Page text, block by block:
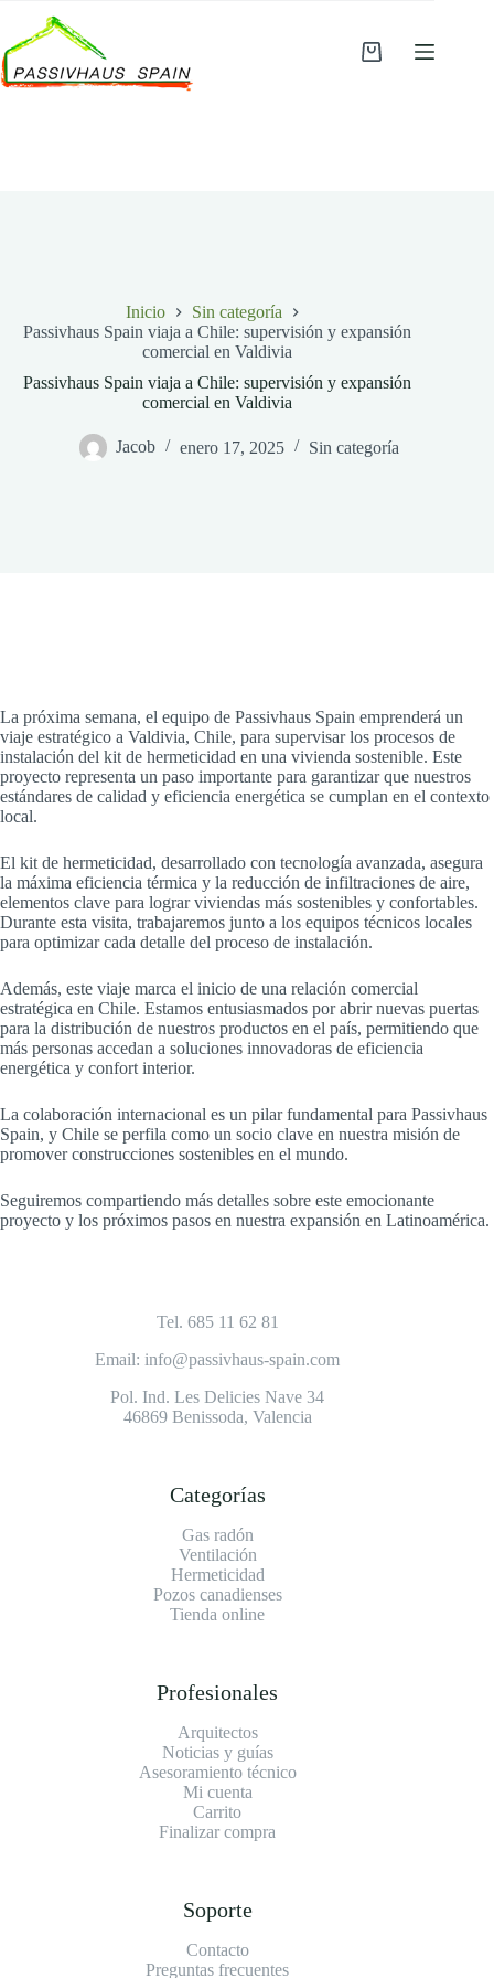
contenido
Carro
Inicio
Sin categoría
Passivhaus Spain viaja a Chile: supervisión y expansión
comercial en Valdivia
Passivhaus Spain viaja a Chile: supervisión y expansión
comercial en Valdivia
Jacob enero 17, 2025 Sin categoría
La próxima semana, el equipo de Passivhaus Spain emprenderá un
viaje estratégico a Valdivia, Chile, para supervisar los procesos de
instalación del kit de hermeticidad en una vivienda sostenible. Este
proyecto representa un paso importante para garantizar que nuestros
estándares de calidad y eficiencia energética se cumplan en el contexto
local.
El kit de hermeticidad, desarrollado con tecnología avanzada, asegura
la máxima eficiencia térmica y la reducción de infiltraciones de aire,
elementos clave para lograr viviendas más sostenibles y confortables.
Durante esta visita, trabajaremos junto a los equipos técnicos locales
para optimizar cada detalle del proceso de instalación.
Además, este viaje marca el inicio de una relación comercial
estratégica en Chile. Estamos entusiasmados por abrir nuevas puertas
para la distribución de nuestros productos en el país, permitiendo que
más personas accedan a soluciones innovadoras de eficiencia
energética y confort interior.
La colaboración internacional es un pilar fundamental para Passivhaus
Spain, y Chile se perfila como un socio clave en nuestra misión de
promover construcciones sostenibles en el mundo.
Seguiremos compartiendo más detalles sobre este emocionante
proyecto y los próximos pasos en nuestra expansión en Latinoamérica.
Tel. 685 11 62 81
Email: info@passivhaus-spain.com
Pol. Ind. Les Delicies Nave 34
46869 Benissoda, Valencia
Categorías
Gas radón
Ventilación
Hermeticidad
Pozos canadienses
Tienda online
Profesionales
Arquitectos
Noticias y guías
Asesoramiento técnico
Mi cuenta
Carrito
Finalizar compra
Soporte
Contacto
Preguntas frecuentes